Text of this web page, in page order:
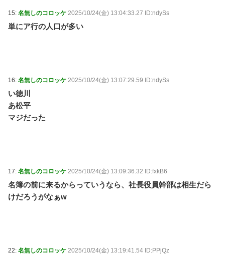
15: 名無しのコロッケ 2025/10/24(金) 13:04:33.27 ID:ndySs
単にア行の人口が多い
16: 名無しのコロッケ 2025/10/24(金) 13:07:29.59 ID:ndySs
い徳川
あ松平
マジだった
17: 名無しのコロッケ 2025/10/24(金) 13:09:36.32 ID:fxkB6
名簿の前に来るからっていうなら、社長役員幹部は相生だら
けだろうがなぁw
22: 名無しのコロッケ 2025/10/24(金) 13:19:41.54 ID:PPjQz